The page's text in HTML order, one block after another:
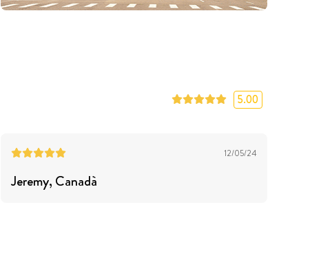
5.00
12/05/24
Jeremy, Canadà